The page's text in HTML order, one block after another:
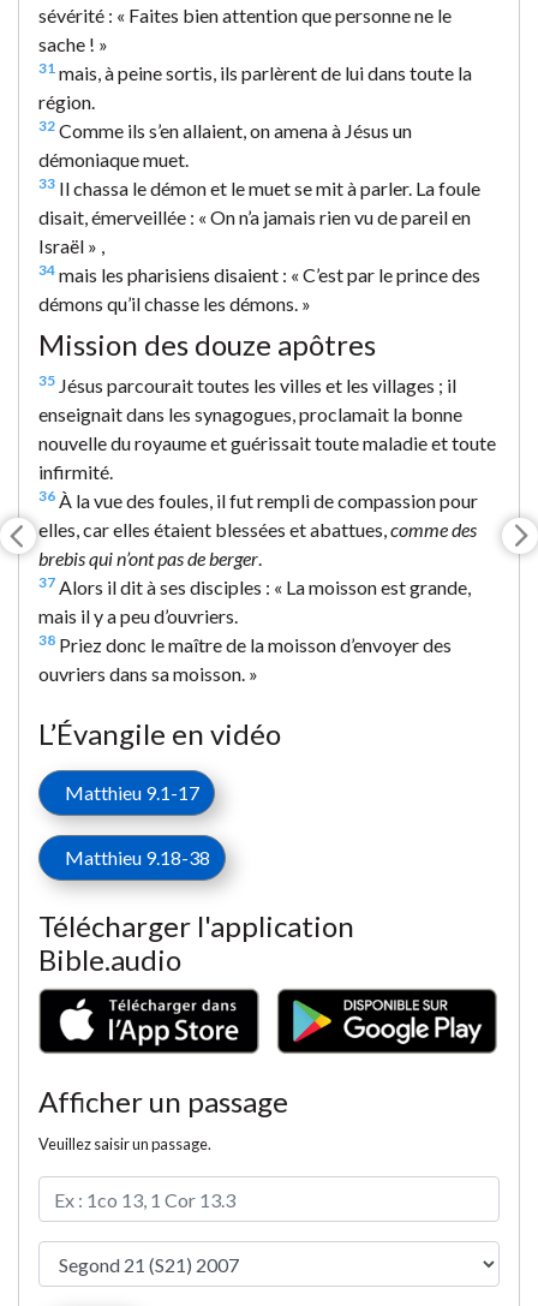
sévérité : « Faites bien attention que personne ne le
sache ! »
31 mais, à peine sortis, ils parlèrent de lui dans toute la
région.
32 Comme ils s’en allaient, on amena à Jésus un
démoniaque muet.
33 Il chassa le démon et le muet se mit à parler. La foule
disait, émerveillée : « On n’a jamais rien vu de pareil en
Israël » ,
34 mais les pharisiens disaient : « C’est par le prince des
démons qu’il chasse les démons. »
Mission des douze apôtres
35 Jésus parcourait toutes les villes et les villages ; il
enseignait dans les synagogues, proclamait la bonne
nouvelle du royaume et guérissait toute maladie et toute
infirmité.
36 À la vue des foules, il fut rempli de compassion pour
elles, car elles étaient blessées et abattues, comme des
brebis qui n’ont pas de berger
37 Alors il dit à ses disciples : « La moisson est grande,
mais il y a peu d’ouvriers.
38 Priez donc le maître de la moisson d’envoyer des
ouvriers dans sa moisson. »
L’Évangile en vidéo
Matthieu 9.1-17
Matthieu 9.18-38
Télécharger l'application
Bible.audio
Afficher un passage
Veuillez saisir un passage.